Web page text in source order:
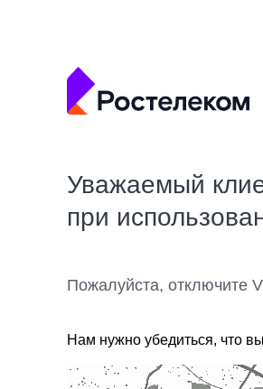
Уважаемый
при
Пожалуйста, отключите
Нам нужно убедиться, что